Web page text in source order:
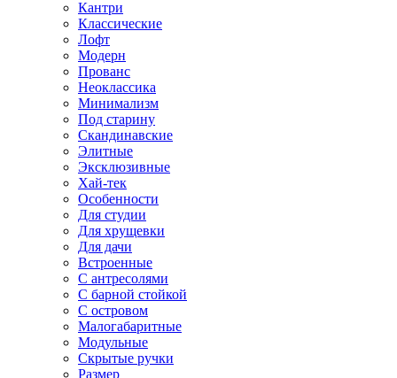
Кантри
Классические
Лофт
Модерн
Прованс
Неоклассика
Минимализм
Под старину
Скандинавские
Элитные
Эксклюзивные
Хай-тек
Особенности
Для студии
Для хрущевки
Для дачи
Встроенные
С антресолями
С барной стойкой
С островом
Малогабаритные
Модульные
Скрытые ручки
Размер